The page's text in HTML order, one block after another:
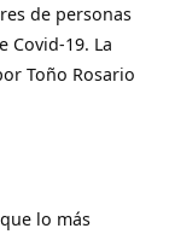
de personas
Covid-19. La
Toño Rosario
lo más